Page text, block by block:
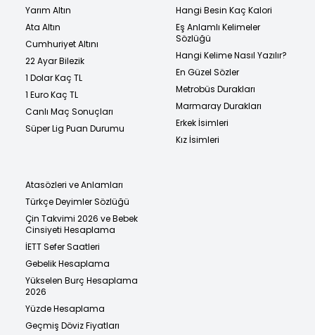
Yarım Altın
Ata Altın
Cumhuriyet Altını
22 Ayar Bilezik
1 Dolar Kaç TL
1 Euro Kaç TL
Canlı Maç Sonuçları
Süper Lig Puan Durumu
Hangi Besin Kaç Kalori
Eş Anlamlı Kelimeler
Sözlüğü
Hangi Kelime Nasıl Yazılır?
En Güzel Sözler
Metrobüs Durakları
Marmaray Durakları
Erkek İsimleri
Kız İsimleri
Atasözleri ve Anlamları
Türkçe Deyimler Sözlüğü
Çin Takvimi 2026 ve Bebek
Cinsiyeti Hesaplama
İETT Sefer Saatleri
Gebelik Hesaplama
Yükselen Burç Hesaplama
2026
Yüzde Hesaplama
Geçmiş Döviz Fiyatları